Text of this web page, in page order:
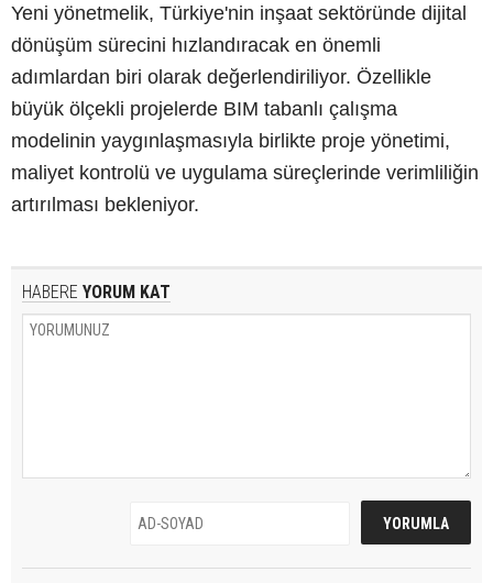
Yeni yönetmelik, Türkiye'nin inşaat sektöründe dijital
dönüşüm sürecini hızlandıracak en önemli
adımlardan biri olarak değerlendiriliyor. Özellikle
büyük ölçekli projelerde BIM tabanlı çalışma
modelinin yaygınlaşmasıyla birlikte proje yönetimi,
maliyet kontrolü ve uygulama süreçlerinde verimliliğin
artırılması bekleniyor.
HABERE YORUM KAT